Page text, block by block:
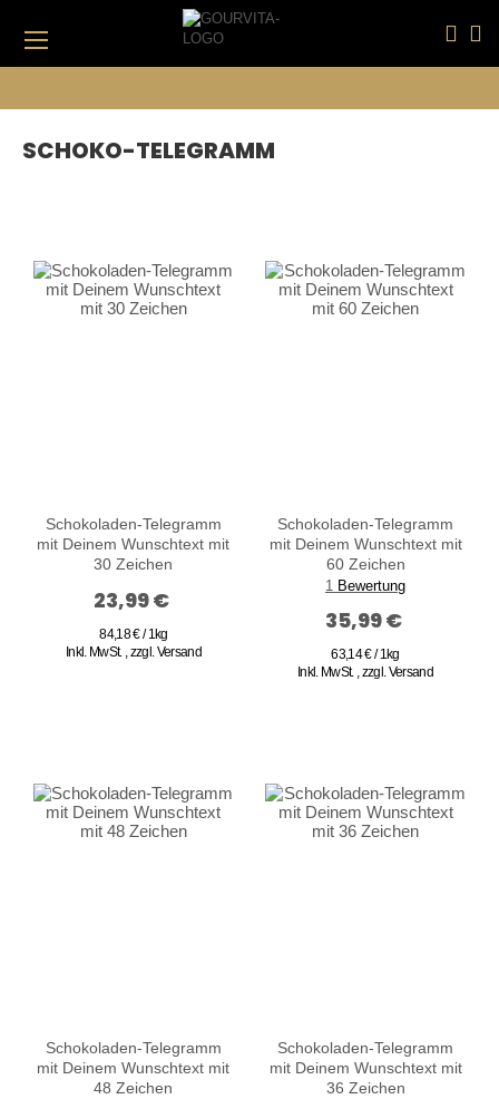
DIREKT
ZUM
INHALT
#DRÜCKEN SIE DIE EINGABETASTE, UM ZU SUCHEN
SCHOKO-TELEGRAMM
Schokoladen-Telegramm
mit Deinem Wunschtext mit
30 Zeichen
23,99 €
84,18 € / 1kg
Inkl. MwSt. ,zzgl.Versand
Schokoladen-Telegramm
mit Deinem Wunschtext mit
60 Zeichen
1 Bewertung
35,99 €
63,14 € / 1kg
Inkl. MwSt. ,zzgl.Versand
Schokoladen-Telegramm
mit Deinem Wunschtext mit
48 Zeichen
Schokoladen-Telegramm
mit Deinem Wunschtext mit
36 Zeichen